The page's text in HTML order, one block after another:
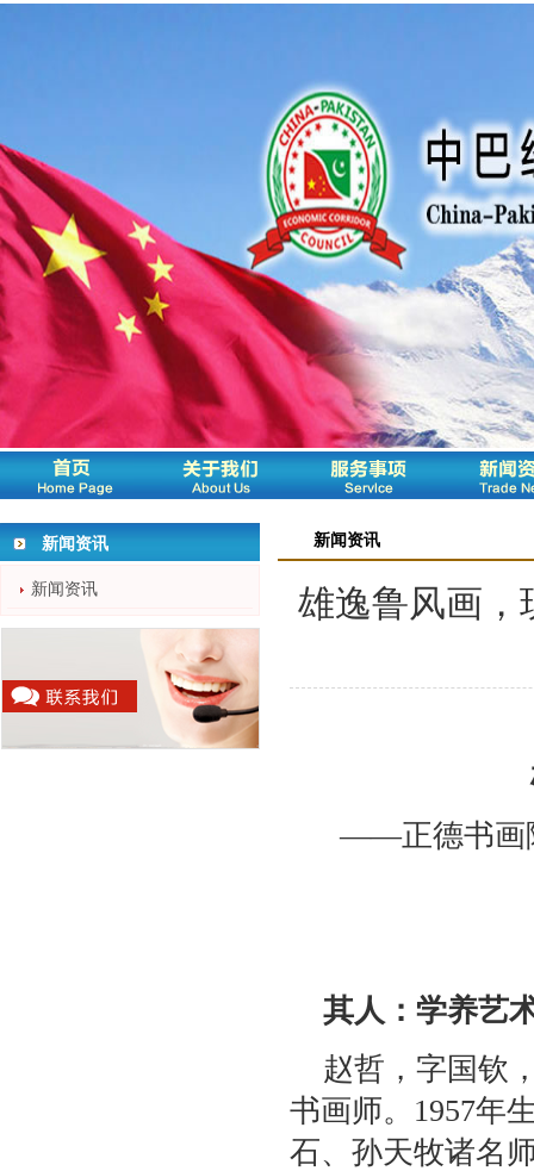
新闻资讯
新闻资讯
新闻资讯
雄逸鲁风画，
——正德书画
其人：学养艺
赵哲，字国钦
书画师。1957年
石、孙天牧诸名